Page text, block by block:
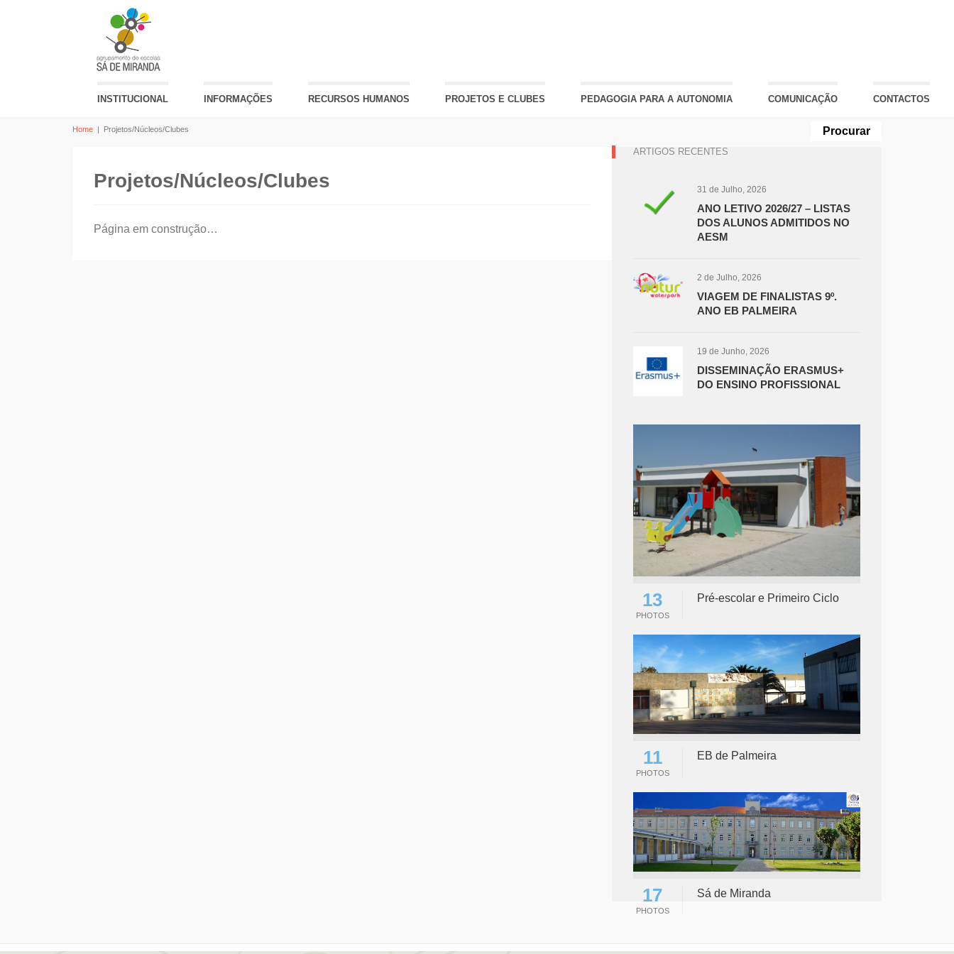
INSTITUCIONAL INFORMAÇÕES RECURSOS HUMANOS PROJETOS E CLUBES PEDAGOGIA PARA A AUTONOMIA COMUNICAÇÃO CONTACTOS
Home | Projetos/Núcleos/Clubes
Projetos/Núcleos/Clubes
Página em construção…
ARTIGOS RECENTES
31 de Julho, 2026
ANO LETIVO 2026/27 – LISTAS
DOS ALUNOS ADMITIDOS NO
AESM
2 de Julho, 2026
VIAGEM DE FINALISTAS 9º.
ANO EB PALMEIRA
19 de Junho, 2026
DISSEMINAÇÃO ERASMUS+
DO ENSINO PROFISSIONAL
13
PHOTOS
Pré-escolar e Primeiro Ciclo
11
PHOTOS
EB de Palmeira
17
PHOTOS
Sá de Miranda